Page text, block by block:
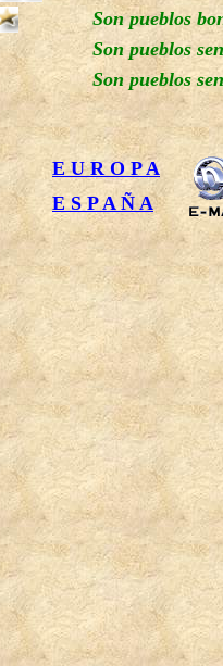
Son pueblos
Son pueblos
Son pueblos
E U R O P A
E S P A Ñ A